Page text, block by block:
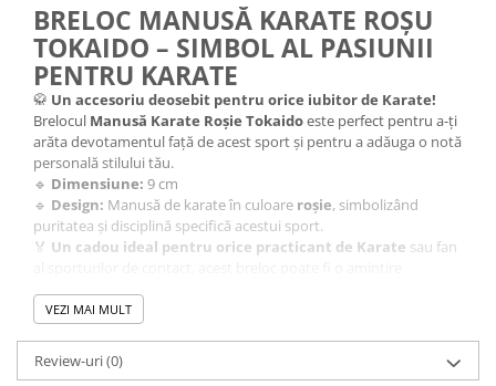
BRELOC MANUSĂ KARATE ROȘU
TOKAIDO – SIMBOL AL PASIUNII
PENTRU KARATE
🥋 Un accesoriu deosebit pentru orice iubitor de Karate!
Brelocul Manusă Karate Roșie Tokaidoeste perfect pentru a-ți
arăta devotamentul față de acest sport și pentru a adăuga o notă
personală stilului tău.
🔹 Dimensiune: 9 cm
🔹 Design: Manusă de karate în culoare roșie, simbolizând
puritatea și disciplină specifică acestui sport.
🏅 Un cadou ideal pentru orice practicant de Karate sau fan
VEZI MAI MULT
Review-uri(0)